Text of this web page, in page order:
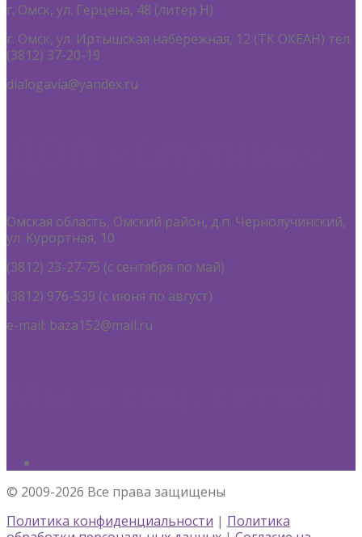
г. Омск, ул. Герцена, 48 (литер Н)
г. Омск, ул. Иртышская набережная, 12 (ТК ОКЕАН) тел.
(3812) 37-20-19
dialogavia@yandex.ru
Омская область, Омский район, д.п. Чернолучинский,
ул. Курортная, 10
(3812) 23-27-75 (с сентября по май)
(3812) 976-539 (с июня по август)
e-mail: baza152@mail.ru
© 2009-2026 Все права защищены
Политика конфиденциальности | Политика